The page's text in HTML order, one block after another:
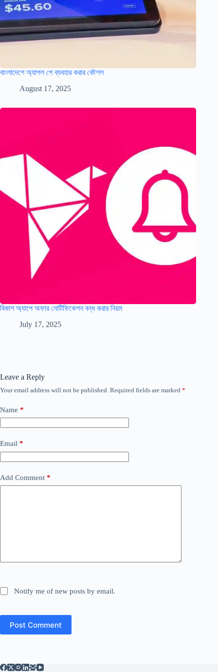
বাংলাদেশে অ্যাপল পে ব্যবহার করার কৌশল
August 17, 2025
বিকাশ অ্যাপে অফার নোটিফিকেশন বন্ধ করার নিয়ম
July 17, 2025
Leave a Reply
Your email address will not be published. Required fields are marked *
Name *
Email *
Add Comment *
Notify me of new posts by email.
Post Comment